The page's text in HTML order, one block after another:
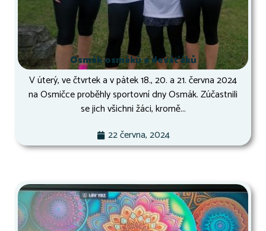
Osmák osmáků a deváťáků
V úterý, ve čtvrtek a v pátek 18., 20. a 21. června 2024
na Osmičce proběhly sportovní dny Osmák. Zúčastnili
se jich všichni žáci, kromě...
22 června, 2024